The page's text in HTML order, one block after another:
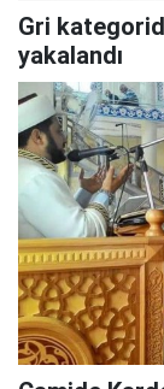
Gri
yakalandı